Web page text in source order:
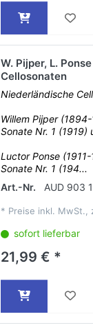
W. Pijper, L.
Cellosonaten
Niederländische
Willem Pijper
Sonate Nr. 1 (1919)
Luctor Ponse
Sonate Nr. 1 (194...
Art.-Nr.
AUD 903
* Preise inkl. MwSt.,
sofort lieferbar
21,99 € *